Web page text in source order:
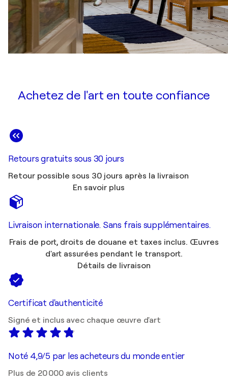
Achetez de l'art en toute confiance
Retours gratuits sous 30 jours
Retour possible sous 30 jours après la livraison
En savoir plus
Livraison internationale. Sans frais supplémentaires.
Frais de port, droits de douane et taxes inclus. Œuvres
d'art assurées pendant le transport.
Détails de livraison
Certificat d'authenticité
Signé et inclus avec chaque œuvre d'art
Noté 4,9/5 par les acheteurs du monde entier
Plus de 20 000 avis clients